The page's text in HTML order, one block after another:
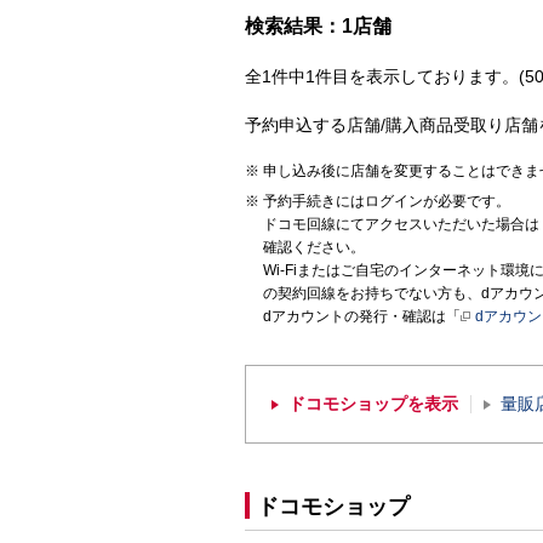
検索結果：1店舗
全1件中1件目を表示しております。
予約申込する店舗/購入商品受取り店
申し込み後に店舗を変更することはできま
予約手続きにはログインが必要です。
ドコモ回線にてアクセスいただいた場合
確認ください。
Wi-Fiまたはご自宅のインターネット環境
の契約回線をお持ちでない方も、dアカウ
dアカウントの発行・確認は「
dアカウ
ドコモショップを表示 量販
ドコモショップ